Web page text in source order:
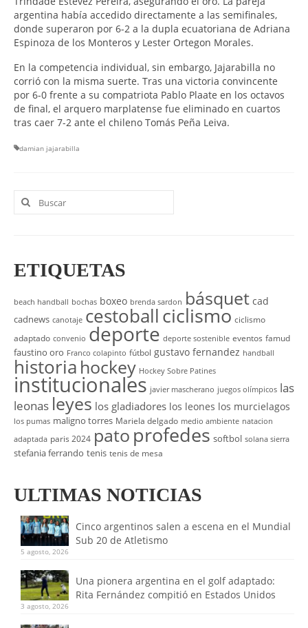
argentina había accedido directamente a las semifinales,
donde superaron por 6-2 a la dupla ecuatoriana de Adriana
Espinoza de los Monteros y Lester Ortegon Morales.
En la competencia individual, sin embargo, Jajarabilla no
corrió con la misma suerte. Tras una victoria convincente
por 6-0 frente a su compatriota Pablo Plaate en los octavos
de final, el arquero marplatense fue eliminado en cuartos
tras caer 7-2 ante el chileno Tomás Peña Leiva.
damian jajarabilla
Buscar
por:
ETIQUETAS
beach handball bochas boxeo brenda sardon básquet cad
cadnews canotaje cestoballciclismo ciclismo
adaptado convenio deporte deporte sostenible eventos famud
faustino oro Franco colapinto fútbol gustavo fernandez handball
historia hockey Hockey Sobre Patines
institucionales javier mascherano juegos olímpicos las
leonas leyes los gladiadores los leones los murcielagos
los pumas maligno torres Mariela delgado medio ambiente natacion
adaptada paris 2024 pato profedes softbol solana sierra
stefania ferrando tenis tenis de mesa
ULTIMAS NOTICIAS
Cinco argentinos salen a escena en el Mundial
Sub 20 de Atletismo
5 agosto, 2026
Una pionera argentina en el golf adaptado:
Rita Fernández compitió en Estados Unidos
3 agosto, 2026